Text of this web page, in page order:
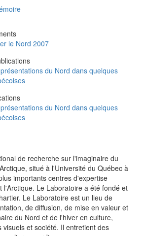
le Nord 2007
du Nord dans quelques
du Nord dans quelques
de recherche sur l'imaginaire du
situé à l'Université du Québec à
importants centres d'expertise
l'Arctique. Le Laboratoire a été fondé et
Le Laboratoire est un lieu de
de diffusion, de mise en valeur et
du Nord et de l'hiver en culture,
visuels et société. Il entretient des